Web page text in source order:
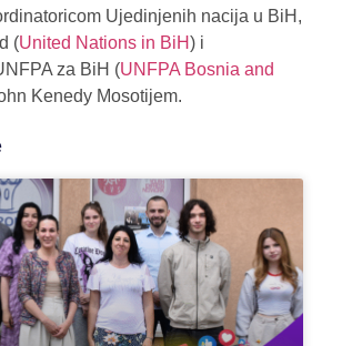
Ujedinjenih nacija u BiH,
(United Nations in BiH) i
za BiH (UNFPA Bosnia and
Kenedy Mosotijem.